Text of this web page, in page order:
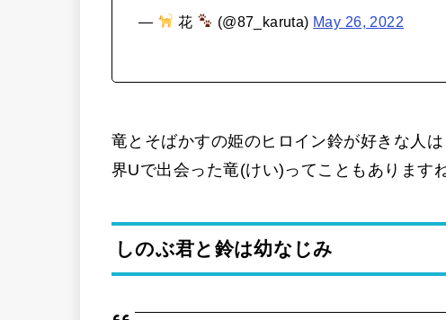
— 花 (@87_karuta) May 26, 2022
竜とそばかすの姫のヒロイン鈴が好きな人
界Uで出会った竜(けい)ってこともありますね
しのぶ君と鈴は幼なじみ